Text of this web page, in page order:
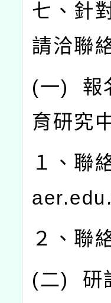
七、針
請洽聯
(一) 報
育研究
１、聯
２、聯
(二) 研